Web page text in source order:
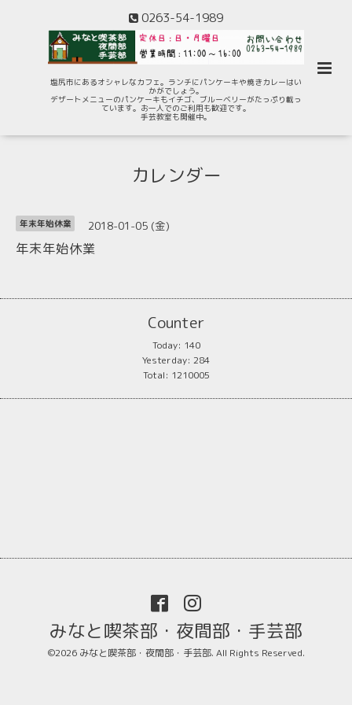
0263-54-1989
塩尻市にあるオシャレなカフェ。ランチにパンケーキや焼きカレーはい
かがでしょう。
デザートメニューのパンケーキもイチゴ、ブルーベリーがたっぷり載っ
ています。お一人でのご利用も歓迎です。
手芸教室も開催中。
カレンダー
年末年始休業 2018-01-05 (金)
年末年始休業
Counter
Today: 140
Yesterday: 284
Total: 1210005
みなと喫茶部・夜間部・手芸部
©2026 みなと喫茶部・夜間部・手芸部. All Rights Reserved.